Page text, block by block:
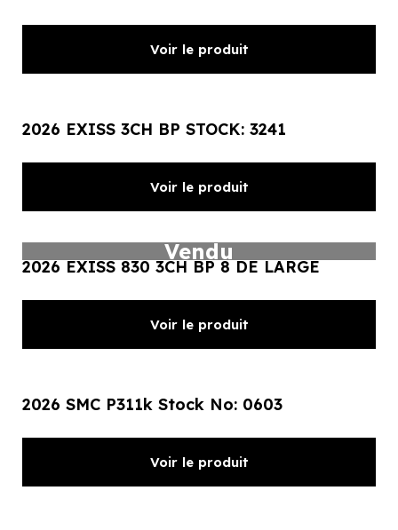
Voir le produit
2026 EXISS 3CH BP STOCK: 3241
Voir le produit
Vendu
2026 EXISS 830 3CH BP 8 DE LARGE
Voir le produit
2026 SMC P311k Stock No: 0603
Voir le produit